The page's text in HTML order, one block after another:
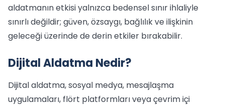
aldatmanın etkisi yalnızca bedensel sınır ihlaliyle
sınırlı değildir; güven, özsaygı, bağlılık ve ilişkinin
geleceği üzerinde de derin etkiler bırakabilir.
Dijital Aldatma Nedir?
Dijital aldatma, sosyal medya, mesajlaşma
uygulamaları, flört platformları veya çevrim içi